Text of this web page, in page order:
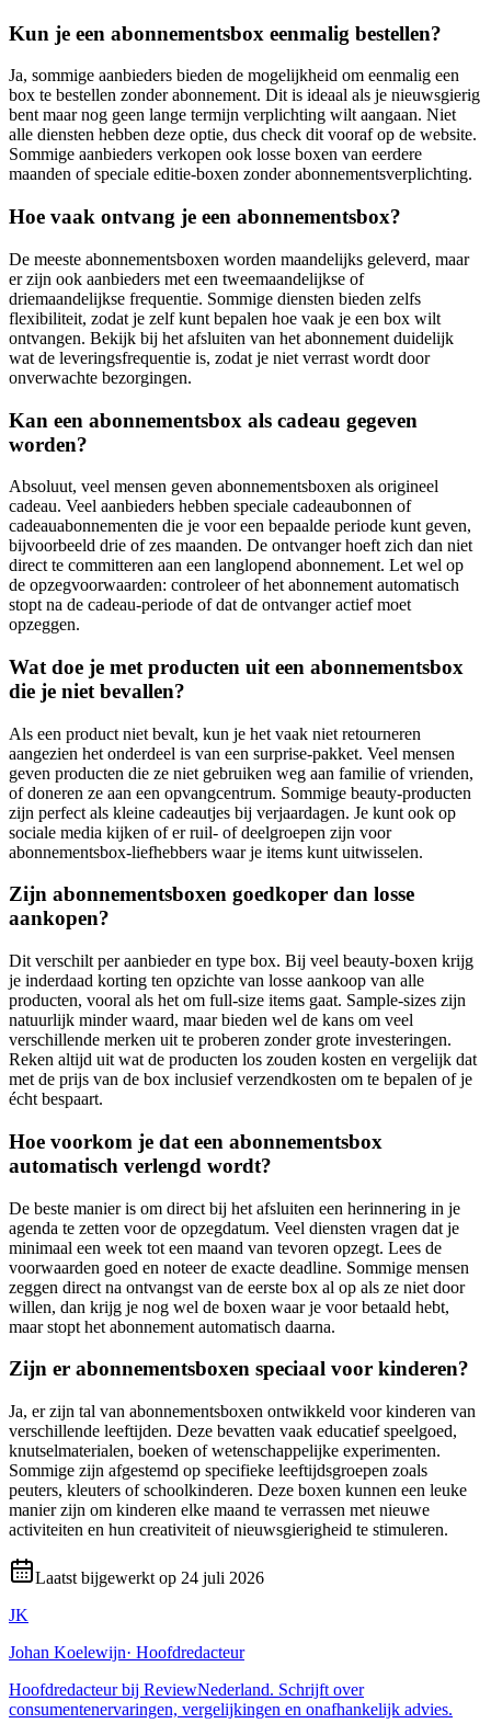
Kun je een abonnementsbox eenmalig bestellen?
Ja, sommige aanbieders bieden de mogelijkheid om eenmalig een
box te bestellen zonder abonnement. Dit is ideaal als je nieuwsgierig
bent maar nog geen lange termijn verplichting wilt aangaan. Niet
alle diensten hebben deze optie, dus check dit vooraf op de website.
Sommige aanbieders verkopen ook losse boxen van eerdere
maanden of speciale editie-boxen zonder abonnementsverplichting.
Hoe vaak ontvang je een abonnementsbox?
De meeste abonnementsboxen worden maandelijks geleverd, maar
er zijn ook aanbieders met een tweemaandelijkse of
driemaandelijkse frequentie. Sommige diensten bieden zelfs
flexibiliteit, zodat je zelf kunt bepalen hoe vaak je een box wilt
ontvangen. Bekijk bij het afsluiten van het abonnement duidelijk
wat de leveringsfrequentie is, zodat je niet verrast wordt door
onverwachte bezorgingen.
Kan een abonnementsbox als cadeau gegeven
worden?
Absoluut, veel mensen geven abonnementsboxen als origineel
cadeau. Veel aanbieders hebben speciale cadeaubonnen of
cadeauabonnementen die je voor een bepaalde periode kunt geven,
bijvoorbeeld drie of zes maanden. De ontvanger hoeft zich dan niet
direct te committeren aan een langlopend abonnement. Let wel op
de opzegvoorwaarden: controleer of het abonnement automatisch
stopt na de cadeau-periode of dat de ontvanger actief moet
opzeggen.
Wat doe je met producten uit een abonnementsbox
die je niet bevallen?
Als een product niet bevalt, kun je het vaak niet retourneren
aangezien het onderdeel is van een surprise-pakket. Veel mensen
geven producten die ze niet gebruiken weg aan familie of vrienden,
of doneren ze aan een opvangcentrum. Sommige beauty-producten
zijn perfect als kleine cadeautjes bij verjaardagen. Je kunt ook op
sociale media kijken of er ruil- of deelgroepen zijn voor
abonnementsbox-liefhebbers waar je items kunt uitwisselen.
Zijn abonnementsboxen goedkoper dan losse
aankopen?
Dit verschilt per aanbieder en type box. Bij veel beauty-boxen krijg
je inderdaad korting ten opzichte van losse aankoop van alle
producten, vooral als het om full-size items gaat. Sample-sizes zijn
natuurlijk minder waard, maar bieden wel de kans om veel
verschillende merken uit te proberen zonder grote investeringen.
Reken altijd uit wat de producten los zouden kosten en vergelijk dat
met de prijs van de box inclusief verzendkosten om te bepalen of je
écht bespaart.
Hoe voorkom je dat een abonnementsbox
automatisch verlengd wordt?
De beste manier is om direct bij het afsluiten een herinnering in je
agenda te zetten voor de opzegdatum. Veel diensten vragen dat je
minimaal een week tot een maand van tevoren opzegt. Lees de
voorwaarden goed en noteer de exacte deadline. Sommige mensen
zeggen direct na ontvangst van de eerste box al op als ze niet door
willen, dan krijg je nog wel de boxen waar je voor betaald hebt,
maar stopt het abonnement automatisch daarna.
Zijn er abonnementsboxen speciaal voor kinderen?
Ja, er zijn tal van abonnementsboxen ontwikkeld voor kinderen van
verschillende leeftijden. Deze bevatten vaak educatief speelgoed,
knutselmaterialen, boeken of wetenschappelijke experimenten.
Sommige zijn afgestemd op specifieke leeftijdsgroepen zoals
peuters, kleuters of schoolkinderen. Deze boxen kunnen een leuke
manier zijn om kinderen elke maand te verrassen met nieuwe
activiteiten en hun creativiteit of nieuwsgierigheid te stimuleren.
Laatst bijgewerkt op 24 juli 2026
JK
Johan Koelewijn· Hoofdredacteur
Hoofdredacteur bij ReviewNederland. Schrijft over
consumentenervaringen, vergelijkingen en onafhankelijk advies.